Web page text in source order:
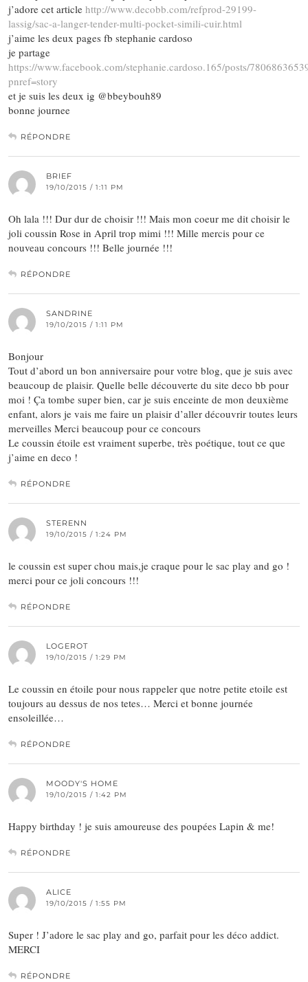
j’adore cet article http://www.decobb.com/refprod-29199-
lassig/sac-a-langer-tender-multi-pocket-simili-cuir.html
j’aime les deux pages fb stephanie cardoso
je partage
https://www.facebook.com/stephanie.cardoso.165/posts/
pnref=story
et je suis les deux ig @bbeybouh89
bonne journee
RÉPONDRE
BRIEF
19/10/2015 / 1:11 PM
Oh lala !!! Dur dur de choisir !!! Mais mon coeur me dit choisir le
joli coussin Rose in April trop mimi !!! Mille mercis pour ce
nouveau concours !!! Belle journée !!!
RÉPONDRE
SANDRINE
19/10/2015 / 1:11 PM
Bonjour
Tout d’abord un bon anniversaire pour votre blog, que je suis avec
beaucoup de plaisir. Quelle belle découverte du site deco bb pour
moi ! Ça tombe super bien, car je suis enceinte de mon deuxième
enfant, alors je vais me faire un plaisir d’aller découvrir toutes leurs
merveilles Merci beaucoup pour ce concours
Le coussin étoile est vraiment superbe, très poétique, tout ce que
j’aime en deco !
RÉPONDRE
STERENN
19/10/2015 / 1:24 PM
le coussin est super chou mais,je craque pour le sac play and go !
merci pour ce joli concours !!!
RÉPONDRE
LOGEROT
19/10/2015 / 1:29 PM
Le coussin en étoile pour nous rappeler que notre petite etoile est
toujours au dessus de nos tetes… Merci et bonne journée
ensoleillée…
RÉPONDRE
MOODY'S HOME
19/10/2015 / 1:42 PM
Happy birthday ! je suis amoureuse des poupées Lapin & me!
RÉPONDRE
ALICE
19/10/2015 / 1:55 PM
Super ! J’adore le sac play and go, parfait pour les déco addict.
MERCI
RÉPONDRE